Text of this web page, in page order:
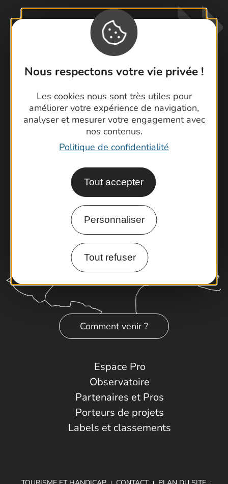
Nous respectons votre vie privée !
Les cookies nous sont très utiles pour
améliorer votre expérience de navigation,
analyser et mesurer votre engagement avec
nos contenus.
Politique de confidentialité
Tout accepter
Personnaliser
Tout refuser
Contactez-nous !
Foire aux questions
Brochures
Cartoguides et Topoguides
Comment venir ?
Espace Pro
Observatoire
Partenaires et Pros
Porteurs de projets
Labels et classements